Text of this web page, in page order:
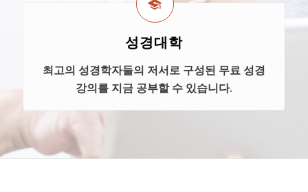
성경대학
최고의 성경학자들의 저서로 구성된 무료 성경
강의를 지금 공부할 수 있습니다.